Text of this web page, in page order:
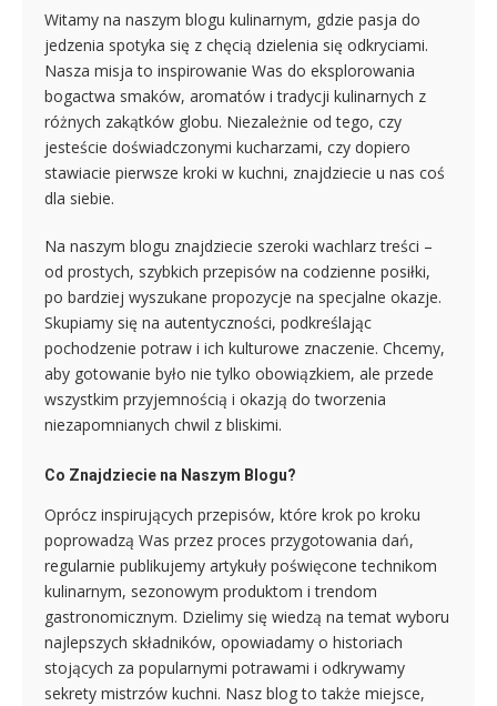
Witamy na naszym blogu kulinarnym, gdzie pasja do
jedzenia spotyka się z chęcią dzielenia się odkryciami.
Nasza misja to inspirowanie Was do eksplorowania
bogactwa smaków, aromatów i tradycji kulinarnych z
różnych zakątków globu. Niezależnie od tego, czy
jesteście doświadczonymi kucharzami, czy dopiero
stawiacie pierwsze kroki w kuchni, znajdziecie u nas coś
dla siebie.
Na naszym blogu znajdziecie szeroki wachlarz treści –
od prostych, szybkich przepisów na codzienne posiłki,
po bardziej wyszukane propozycje na specjalne okazje.
Skupiamy się na autentyczności, podkreślając
pochodzenie potraw i ich kulturowe znaczenie. Chcemy,
aby gotowanie było nie tylko obowiązkiem, ale przede
wszystkim przyjemnością i okazją do tworzenia
niezapomnianych chwil z bliskimi.
Co Znajdziecie na Naszym Blogu?
Oprócz inspirujących przepisów, które krok po kroku
poprowadzą Was przez proces przygotowania dań,
regularnie publikujemy artykuły poświęcone technikom
kulinarnym, sezonowym produktom i trendom
gastronomicznym. Dzielimy się wiedzą na temat wyboru
najlepszych składników, opowiadamy o historiach
stojących za popularnymi potrawami i odkrywamy
sekrety mistrzów kuchni. Nasz blog to także miejsce,